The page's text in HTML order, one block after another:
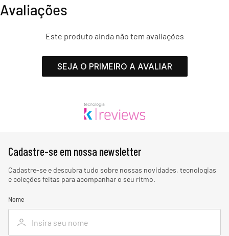
Avaliações
Este produto ainda não tem avaliações
SEJA O PRIMEIRO A AVALIAR
Cadastre-se em nossa newsletter
Cadastre-se e descubra tudo sobre nossas novidades, tecnologias
e coleções feitas para acompanhar o seu ritmo.
Nome